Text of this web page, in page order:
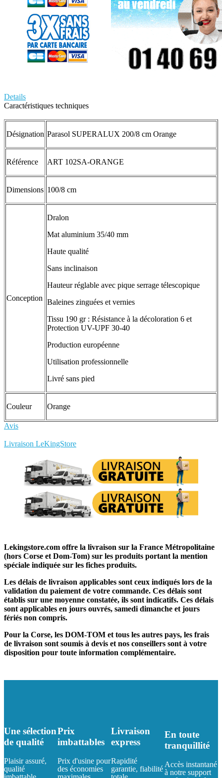
Details
Caractéristiques techniques
Désignation Parasol SUPERALUX 200/8 cm Orange
Référence ART 102SA-ORANGE
Dimensions 100/8 cm
Conception
Dralon
Mat aluminium 35/40 mm
Haute qualité
Sans inclinaison
Hauteur réglable avec pique serrage télescopique
Baleines zinguées et vernies
Tissu 190 gr : Résistance à la décoloration 6 et
Protection UV-UPF 30-40
Production européenne
Utilisation professionnelle
Livré sans pied
Couleur Orange
Avis
Livraison LeKingStore
Lekingstore.com offre la livraison sur la France Métropolitaine
(hors Corse et Dom-Tom) sur les produits portant la mention
spéciale indiquée sur les fiches produits.
Les délais de livraison applicables sont ceux indiqués lors de la
validation du paiement de votre commande. Ces délais sont
établis sur une moyenne constatée, ils sont indicatifs. Ces délais
sont applicables en jours ouvrés, samedi dimanche et jours
fériés non compris.
Pour la Corse, les DOM-TOM et tous les autres pays, les frais
de livraison sont soumis à devis et nos conseillers sont à votre
disposition pour toute information complémentaire.
Une sélection
de qualité
Plaisir assuré,
qualité
Prix
imbattables
Prix d'usine pour
des économies
Livraison
express
Rapidité
garantie, fiabilité
En toute
tranquillité
Accès instantané
à notre support